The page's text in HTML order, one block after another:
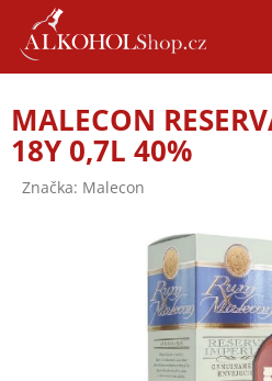
obsah
MALECON
18Y 0,7L 40%
Značka: Malecon